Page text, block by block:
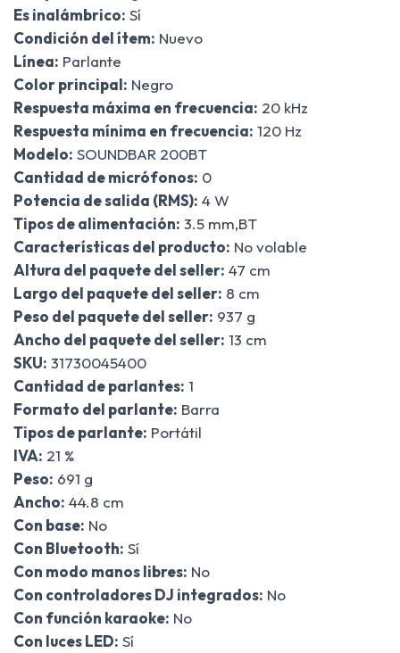
Es inalámbrico: Sí
Condición del ítem: Nuevo
Línea: Parlante
Color principal: Negro
Respuesta máxima en frecuencia: 20 kHz
Respuesta mínima en frecuencia: 120 Hz
Modelo: SOUNDBAR 200BT
Cantidad de micrófonos: 0
Potencia de salida (RMS): 4 W
Tipos de alimentación: 3.5 mm,BT
Características del producto: No volable
Altura del paquete del seller: 47 cm
Largo del paquete del seller: 8 cm
Peso del paquete del seller: 937 g
Ancho del paquete del seller: 13 cm
SKU: 31730045400
Cantidad de parlantes: 1
Formato del parlante: Barra
Tipos de parlante: Portátil
IVA: 21 %
Peso: 691 g
Ancho: 44.8 cm
Con base: No
Con Bluetooth: Sí
Con modo manos libres: No
Con controladores DJ integrados: No
Con función karaoke: No
Con luces LED: Sí